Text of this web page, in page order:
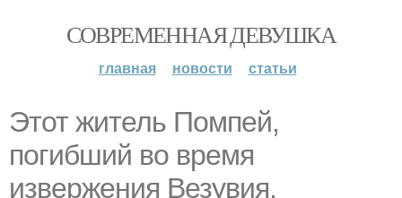
СОВРЕМЕННАЯ ДЕВУШКА
главная новости статьи
Этот житель Помпей,
погибший во время
извержения Везувия,